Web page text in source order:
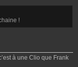
!
à une Clio que Frank